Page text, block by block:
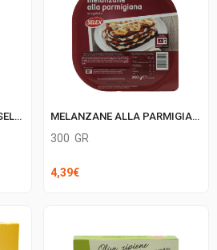
LINGUINE ALLO SCOGLIO SELEX MELANZANE ALLA PARMIGIANA SELEX
300 GR
4,39€